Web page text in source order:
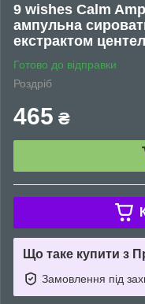
9 wishes Calm
ампульна
екстрактом
Готово до відправки
Роздріб
465 ₴
Що таке купити з
Замовлення під